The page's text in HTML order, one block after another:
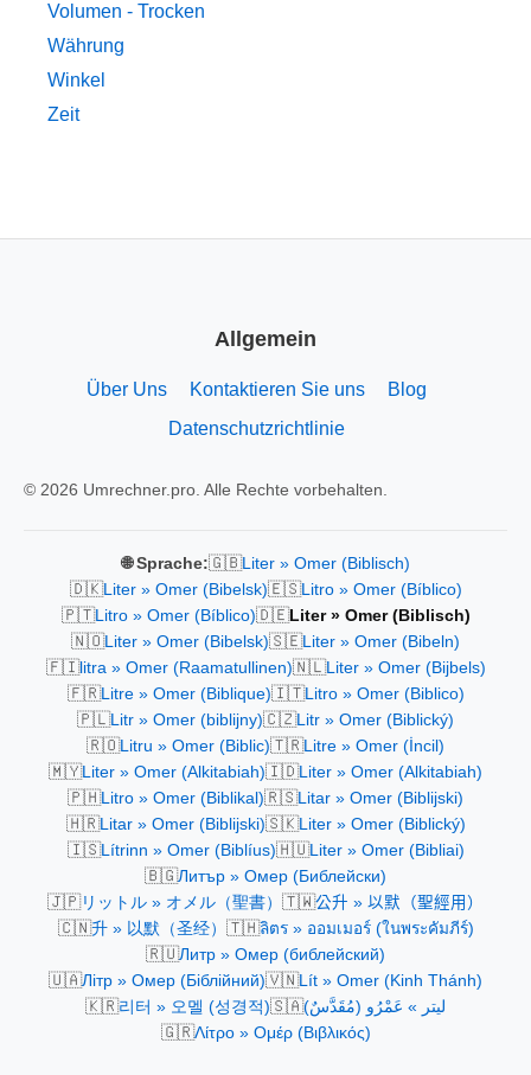
Volumen - Trocken
Währung
Winkel
Zeit
Allgemein
Über Uns Kontaktieren Sie uns
Blog
Datenschutzrichtlinie
© 2026 Umrechner.pro. Alle Rechte vorbehalten.
🌐 Sprache:🇬🇧Liter » Omer (Biblisch)
🇩🇰Liter » Omer (Bibelsk)🇪🇸Litro » Omer (Bíblico)
🇵🇹Litro » Omer (Bíblico)🇩🇪Liter » Omer (Biblisch)
🇳🇴Liter » Omer (Bibelsk)🇸🇪Liter » Omer (Bibeln)
🇫🇮litra » Omer (Raamatullinen)🇳🇱Liter » Omer (Bijbels)
🇫🇷Litre » Omer (Biblique)🇮🇹Litro » Omer (Biblico)
🇵🇱Litr » Omer (biblijny)🇨🇿Litr » Omer (Biblický)
🇷🇴Litru » Omer (Biblic)🇹🇷Litre » Omer (İncil)
🇲🇾Liter » Omer (Alkitabiah)🇮🇩Liter » Omer (Alkitabiah)
🇵🇭Litro » Omer (Biblikal)🇷🇸Litar » Omer (Biblijski)
🇭🇷Litar » Omer (Biblijski)🇸🇰Liter » Omer (Biblický)
🇮🇸Lítrinn » Omer (Biblíus)🇭🇺Liter » Omer (Bibliai)
🇧🇬Литър » Омер (Библейски)
🇯🇵リットル » オメル（聖書） 🇹🇼公升 » 以默（聖經用）
🇨🇳升 » 以默（圣经） 🇹🇭ลิตร » ออมเมอร์ (ในพระคัมภีร์)
🇷🇺Литр » Омер (библейский)
🇺🇦Літр » Омер (Біблійний)🇻🇳Lít » Omer (Kinh Thánh)
🇰🇷리터 » 오멜 (성경적)🇸🇦ليتر » عَمْرُو (مُقَدَّسٌ)
🇬🇷Λίτρο » Ομέρ (Βιβλικός)